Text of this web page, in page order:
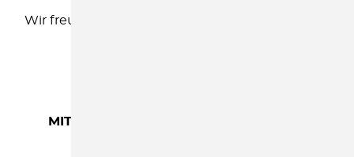
Wir freuen uns, Sie kennenzulernen.
MIT FREUNDLICHER UNTERSTÜTZUNG